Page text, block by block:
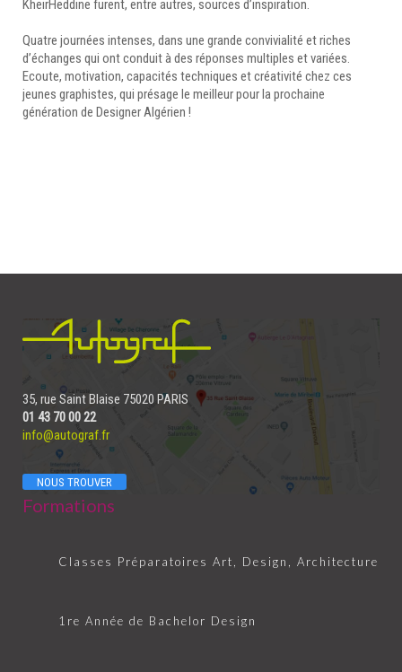
KheirHeddine furent, entre autres, sources d’inspiration.
Quatre journées intenses, dans une grande convivialité et riches
d’échanges qui ont conduit à des réponses multiples et variées.
Ecoute, motivation, capacités techniques et créativité chez ces
jeunes graphistes, qui présage le meilleur pour la prochaine
génération de Designer Algérien !
35, rue Saint Blaise 75020 PARIS
01 43 70 00 22
info@autograf.fr
NOUS TROUVER
Formations
Classes Préparatoires Art, Design, Architecture
1re Année de Bachelor Design